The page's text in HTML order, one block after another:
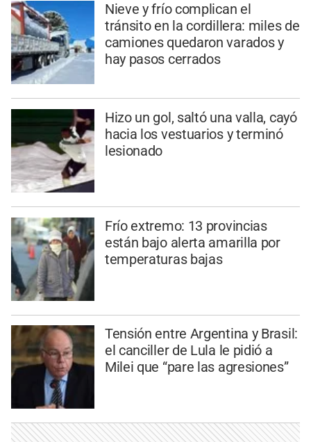
Nieve y frío complican el
tránsito en la cordillera: miles de
camiones quedaron varados y
hay pasos cerrados
Hizo un gol, saltó una valla, cayó
hacia los vestuarios y terminó
lesionado
Frío extremo: 13 provincias
están bajo alerta amarilla por
temperaturas bajas
Tensión entre Argentina y Brasil:
el canciller de Lula le pidió a
Milei que “pare las agresiones”